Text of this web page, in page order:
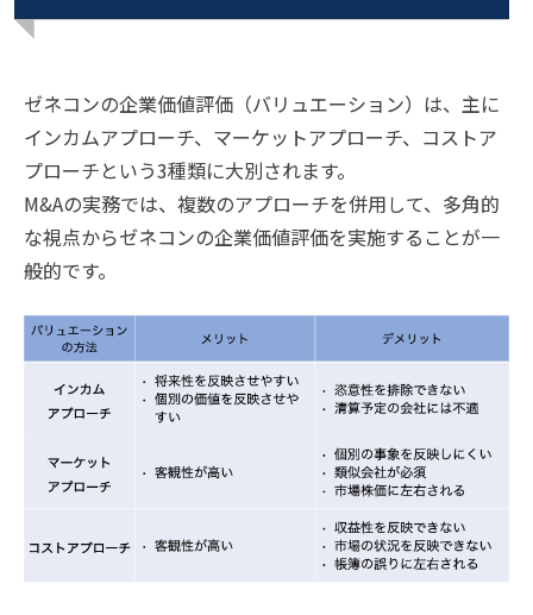
ゼネコンの企業価値評価（バリュエーション）は、主に
インカムアプローチ、マーケットアプローチ、コストア
プローチという3種類に大別されます。
M&Aの実務では、複数のアプローチを併用して、多角的
な視点からゼネコンの企業価値評価を実施することが一
般的です。